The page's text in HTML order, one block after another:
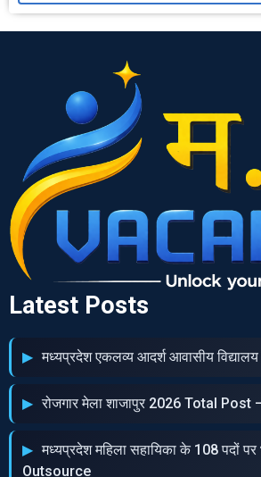
Latest Posts
मध्‍यप्रदेश एकलव्‍य आदर्श आवासीय विद्यालय
रोजगार मेला शाजापुर 2026 Total Post
मध्‍यप्रदेश महिला सहायिका के 108 पदों पर
Outsource